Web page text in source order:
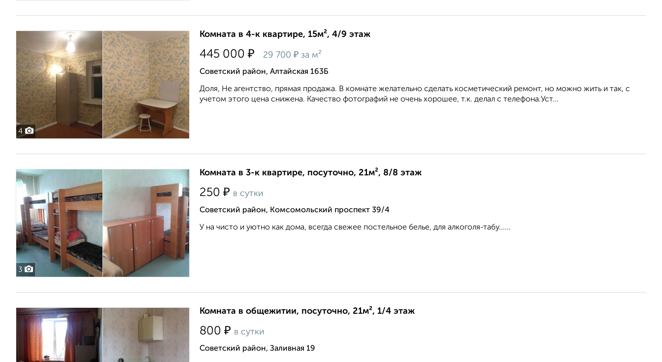
4
Комната в 4-к квартире, 15м², 4/9 этаж
445 000 ₽ 29 700 ₽ за м²
Советский район, Алтайская 163Б
Доля, Не агентство, прямая продажа. В комнате желательно сделать косметический ремонт, но можно жить и так, с
учетом этого цена снижена. Качество фотографий не очень хорошее, т.к. делал с телефона.Уст...
3
Комната в 3-к квартире, посуточно, 21м², 8/8 этаж
250 ₽ в сутки
Советский район, Комсомольский проспект 39/4
У на чисто и уютно как дома, всегда свежее постельное белье, для алкоголя-табу......
Комната в общежитии, посуточно, 21м², 1/4 этаж
800 ₽ в сутки
Советский район, Заливная 19